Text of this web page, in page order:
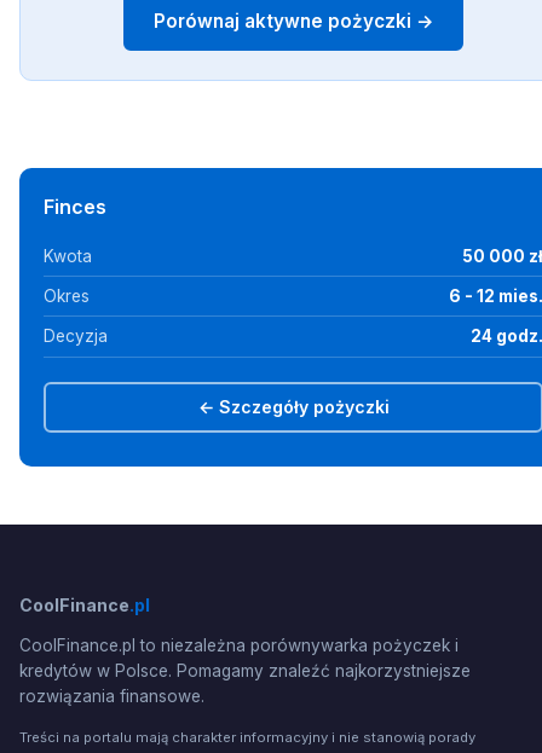
Porównaj aktywne pożyczki →
Finces
Kwota 50 000 zł
Okres 6 - 12 mies.
Decyzja 24 godz.
← Szczegóły pożyczki
CoolFinance.pl
CoolFinance.pl to niezależna porównywarka pożyczek i
kredytów w Polsce. Pomagamy znaleźć najkorzystniejsze
rozwiązania finansowe.
Treści na portalu mają charakter informacyjny i nie stanowią porady